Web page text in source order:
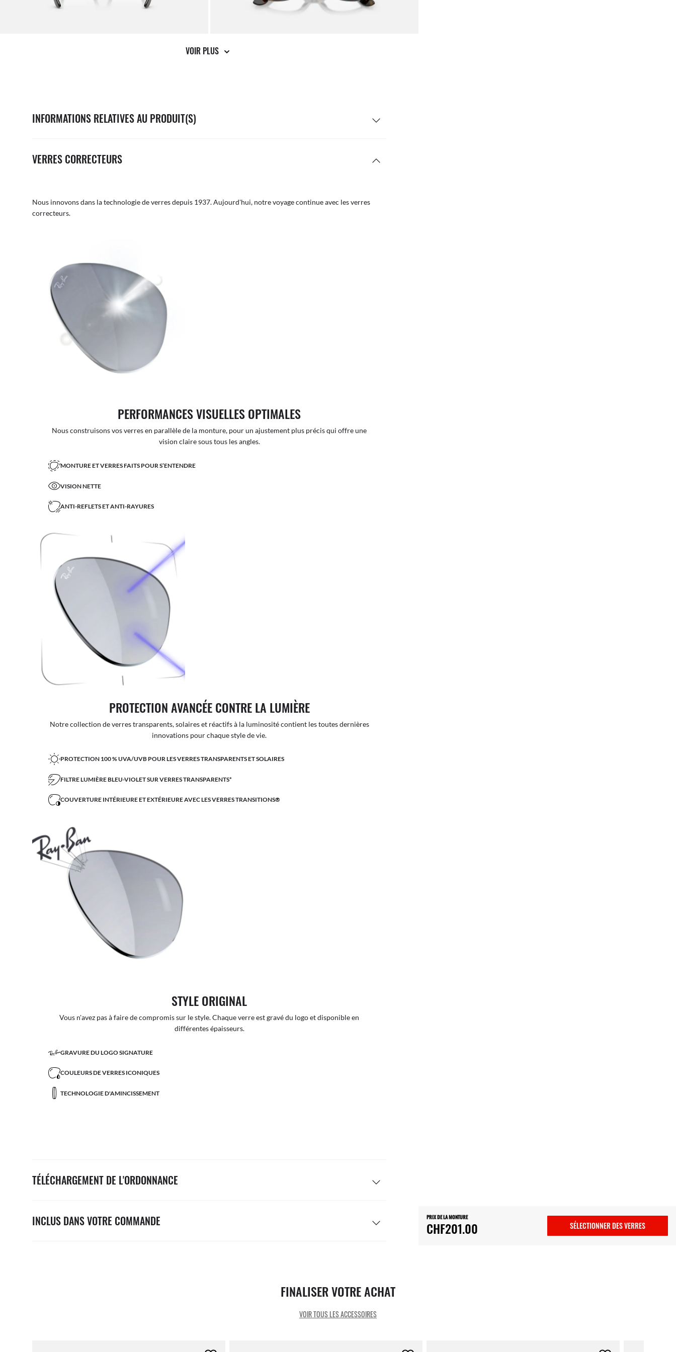
VOIR PLUS
INFORMATIONS RELATIVES AU PRODUIT(S)
VERRES CORRECTEURS
Nous innovons dans la technologie de verres depuis 1937. Aujourd'hui, notre voyage continue avec les verres
correcteurs.
PERFORMANCES VISUELLES OPTIMALES
Nous construisons vos verres en parallèle de la monture, pour un ajustement plus précis qui offre une
vision claire sous tous les angles.
MONTURE ET VERRES FAITS POUR S’ENTENDRE
VISION NETTE
ANTI-REFLETS ET ANTI-RAYURES
PROTECTION AVANCÉE CONTRE LA LUMIÈRE
Notre collection de verres transparents, solaires et réactifs à la luminosité contient les toutes dernières
innovations pour chaque style de vie.
PROTECTION 100 % UVA/UVB POUR LES VERRES TRANSPARENTS ET SOLAIRES
FILTRE LUMIÈRE BLEU-VIOLET SUR VERRES TRANSPARENTS*
COUVERTURE INTÉRIEURE ET EXTÉRIEURE AVEC LES VERRES TRANSITIONS®
STYLE ORIGINAL
Vous n'avez pas à faire de compromis sur le style. Chaque verre est gravé du logo et disponible en
différentes épaisseurs.
GRAVURE DU LOGO SIGNATURE
COULEURS DE VERRES ICONIQUES
TECHNOLOGIE D'AMINCISSEMENT
TÉLÉCHARGEMENT DE L'ORDONNANCE
INCLUS DANS VOTRE COMMANDE PRIX DE LA MONTURE
CHF201.00 SÉLECTIONNER DES VERRES
FINALISER VOTRE ACHAT
VOIR TOUS LES ACCESSOIRES